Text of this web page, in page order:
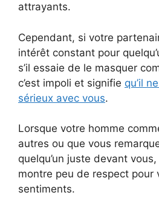
attrayants.
Cependant, si votre
intérêt constant pour
s’il essaie de le masquer
c’est impoli et signifie qu’il
sérieux avec vous.
Lorsque votre homme
autres ou que vous
quelqu’un juste devant vous,
montre peu de respect pour
sentiments.